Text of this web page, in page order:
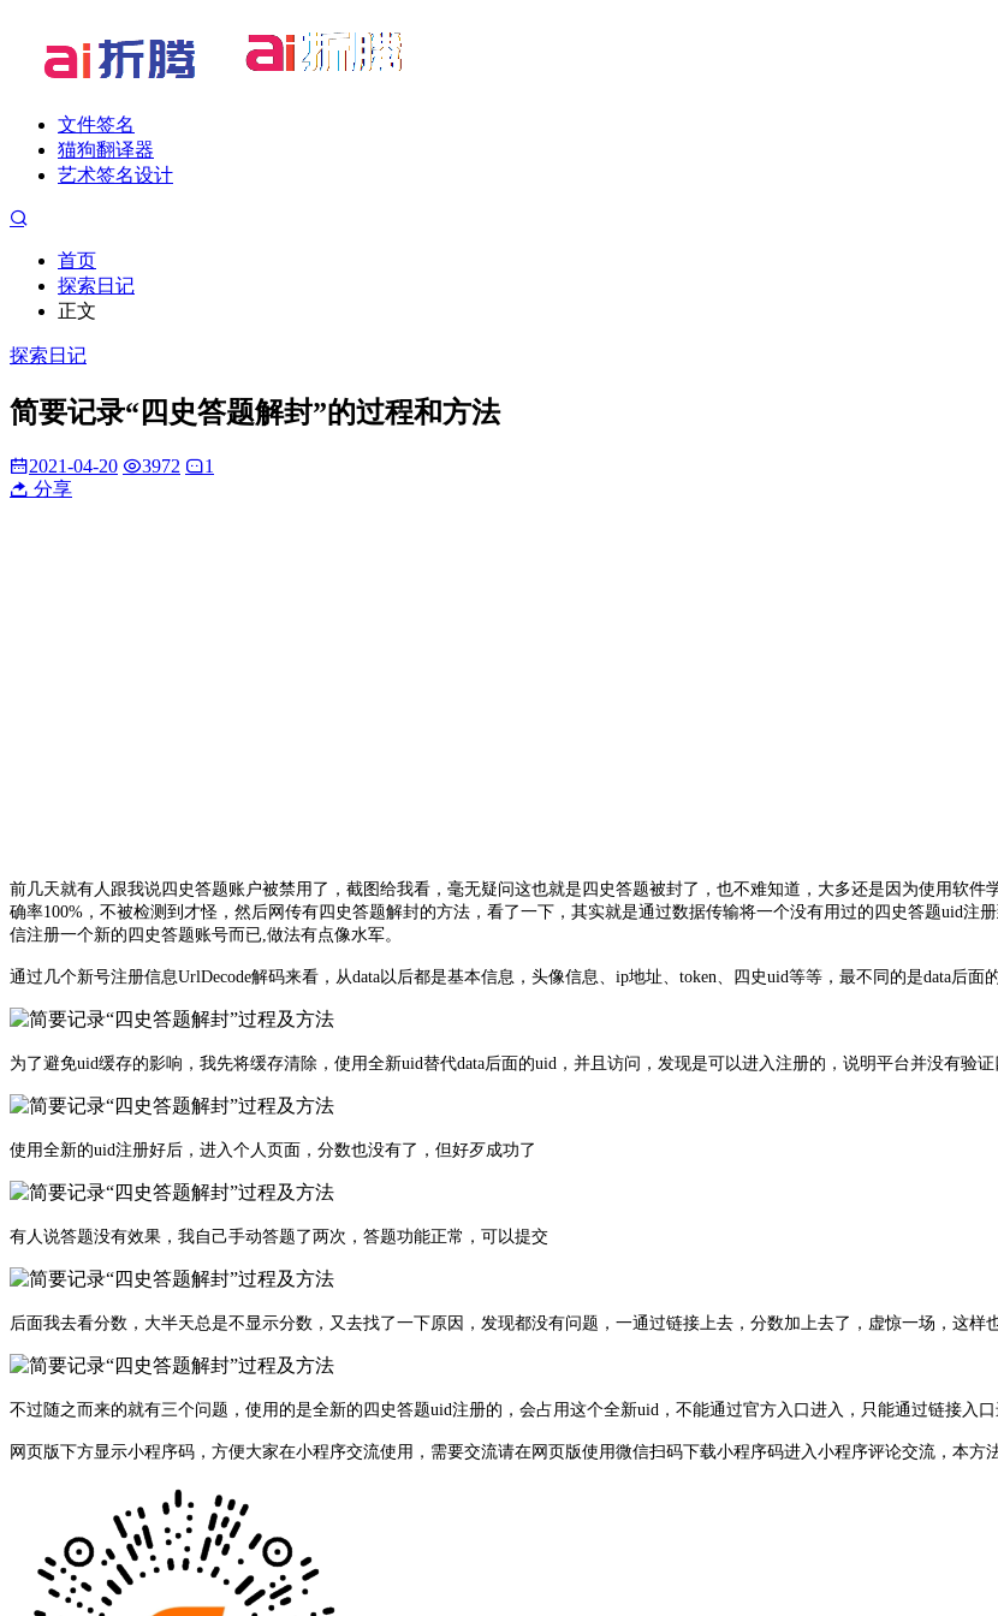
文件签名
猫狗翻译器
艺术签名设计
首页
探索日记
正文
探索日记
简要记录“四史答题解封”的过程和方法
2021-04-20 3972
1
分享
前几天就有人跟我说四史答题账户被禁用了，截图给我看，毫无疑问这也就是四史答题被封了，也不难知道，大多还是因为使用软
确率100%，不被检测到才怪，然后网传有四史答题解封的方法，看了一下，其实就是通过数据传输将一个没有用过的四史答题uid
信注册一个新的四史答题账号而已,做法有点像水军。
通过几个新号注册信息UrlDecode解码来看，从data以后都是基本信息，头像信息、ip地址、token、四史uid等等，最不同的是data后
为了避免uid缓存的影响，我先将缓存清除，使用全新uid替代data后面的uid，并且访问，发现是可以进入注册的，说明平台并没有验
使用全新的uid注册好后，进入个人页面，分数也没有了，但好歹成功了
有人说答题没有效果，我自己手动答题了两次，答题功能正常，可以提交
后面我去看分数，大半天总是不显示分数，又去找了一下原因，发现都没有问题，一通过链接上去，分数加上去了，虚惊一场，这样
不过随之而来的就有三个问题，使用的是全新的四史答题uid注册的，会占用这个全新uid，不能通过官方入口进入，只能通过链接入
网页版下方显示小程序码，方便大家在小程序交流使用，需要交流请在网页版使用微信扫码下载小程序码进入小程序评论交流，本方